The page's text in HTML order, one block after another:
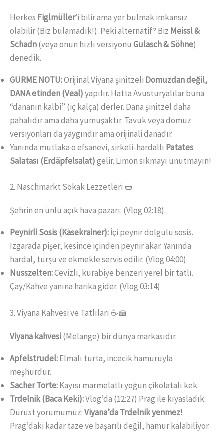
Herkes Figlmüller‘i bilir ama yer bulmak imkansız
olabilir (Biz bulamadık!). Peki alternatif? Biz Meissl &
Schadn(veya onun hızlı versiyonu Gulasch & Söhne)
denedik.
GURME NOTU:Orijinal Viyana şinitzeli Domuzdan değil,
DANA etinden (Veal)yapılır. Hatta Avusturyalılar buna
“dananın kalbi” (iç kalça) derler. Dana şinitzel daha
pahalıdır ama daha yumuşaktır. Tavuk veya domuz
versiyonları da yaygındır ama orijinali danadır.
Yanında mutlaka o efsanevi, sirkeli-hardallı Patates
Salatası (Erdäpfelsalat)gelir. Limon sıkmayı unutmayın!
2. Naschmarkt Sokak Lezzetleri 🌭
Şehrin en ünlü açık hava pazarı. (Vlog 02:18).
Peynirli Sosis (Käsekrainer):İçi peynir dolgulu sosis.
Izgarada pişer, kesince içinden peynir akar. Yanında
hardal, turşu ve ekmekle servis edilir. (Vlog 04:00)
Nusszelten:Cevizli, kurabiye benzeri yerel bir tatlı.
Çay/Kahve yanına harika gider. (Vlog 03:14)
3. Viyana Kahvesi ve Tatlıları ☕🍰
Viyana kahvesi(Melange) bir dünya markasıdır.
Apfelstrudel:Elmalı turta, incecik hamuruyla
meşhurdur.
Sacher Torte:Kayısı marmelatlı yoğun çikolatalı kek.
Trdelnik (Baca Keki):Vlog’da (12:27) Prag ile kıyasladık.
Dürüst yorumumuz:Viyana’da Trdelnik yenmez!
Prag’daki kadar taze ve başarılı değil, hamur kalabiliyor.